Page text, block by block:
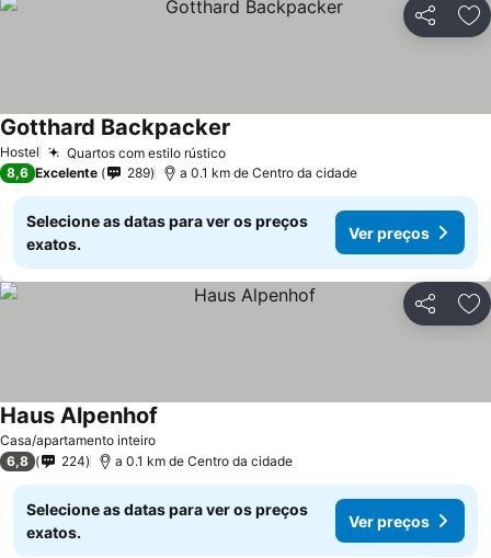
Partilhar
Hostel Quartos com estilo rústico
Gotthard Backpacker
8,6 Excelente 289 a 0.1 km de Centro da cidade
Selecione as datas para ver os preços
exatos.
Ver preços
Partilhar
Casa/apartamento inteiro
Haus Alpenhof
6,8 224 a 0.1 km de Centro da cidade
Selecione as datas para ver os preços
exatos.
Ver preços